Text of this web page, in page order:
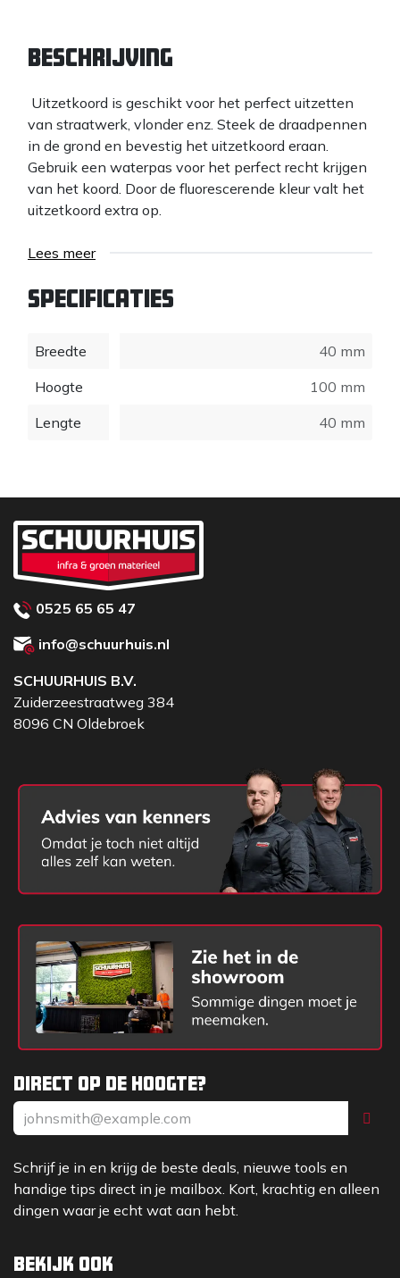
Beschrijving
Uitzetkoord is geschikt voor het perfect uitzetten
van straatwerk, vlonder enz. Steek de draadpennen
in de grond en bevestig het uitzetkoord eraan.
Gebruik een waterpas voor het perfect recht krijgen
van het koord. Door de fluorescerende kleur valt het
uitzetkoord extra op.
Lees meer
Specificaties
Breedte
40 mm
Hoogte
100 mm
Lengte
40 mm
Direct op de hoogte?
Schrijf je in en krijg de beste deals, nieuwe tools en
handige tips direct in je mailbox. Kort, krachtig en alleen
dingen waar je echt wat aan hebt.
Bekijk ook
0525 65 65 47
info@schuurhuis.nl
SCHUURHUIS B.V.
Zuiderzeestraatweg 384
8096 CN Oldebroek